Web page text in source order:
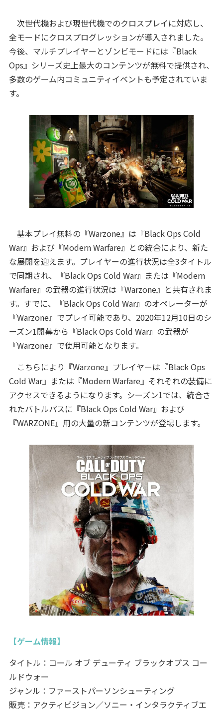
次世代機および現世代機でのクロスプレイに対応し、
全モードにクロスプログレッションが導入されました。
今後、マルチプレイヤーとゾンビモードには『Black
Ops』シリーズ史上最大のコンテンツが無料で提供され、
多数のゲーム内コミュニティイベントも予定されていま
す。
基本プレイ無料の『Warzone』は『Black Ops Cold
War』および『Modern Warfare』との統合により、新た
な展開を迎えます。プレイヤーの進行状況は全3タイトル
で同期され、『Black Ops Cold War』または『Modern
Warfare』の武器の進行状況は『Warzone』と共有されま
す。すでに、『Black Ops Cold War』のオペレーターが
『Warzone』でプレイ可能であり、2020年12月10日のシ
ーズン1開幕から『Black Ops Cold War』の武器が
『Warzone』で使用可能となります。
こちらにより『Warzone』プレイヤーは『Black Ops
Cold War』または『Modern Warfare』それぞれの装備に
アクセスできるようになります。シーズン1では、統合さ
れたバトルパスに『Black Ops Cold War』および
『WARZONE』用の大量の新コンテンツが登場します。
【ゲーム情報】
タイトル：コール オブ デューティ ブラックオプス コー
ルドウォー
ジャンル：ファーストパーソンシューティング
販売：アクティビジョン／ソニー・インタラクティブエ